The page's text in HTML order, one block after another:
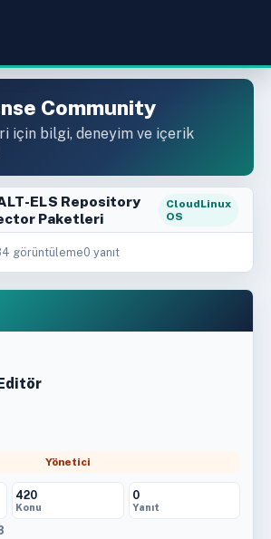
Community
için bilgi, deneyim ve içerik
ELS Repository
Paketleri
CloudLinux
OS
görüntüleme0 yanıt
Yönetici
420
Konu
0
Yanıt